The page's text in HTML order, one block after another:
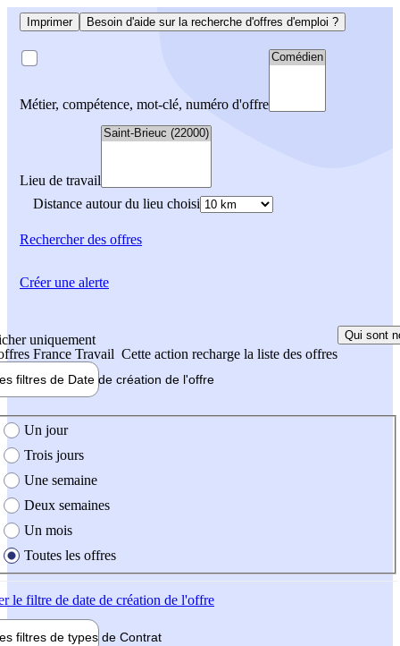
Imprimer Besoin d'aide sur la recherche d'offres d'emploi ?
Métier, compétence, mot-clé, numéro d'offre
Lieu de travail
Distance autour du lieu choisi
Rechercherdes offres
uniquement
France Travail Cette action recharge la liste des offres
Qui sont
filtres de Date de création de l'offre
création de l'offre
Un jour
Trois jours
Une semaine
Deux semaines
Un mois
Toutes les offres
le filtre de date de création de l'offre
filtres de types de Contrat
Créer une alerte